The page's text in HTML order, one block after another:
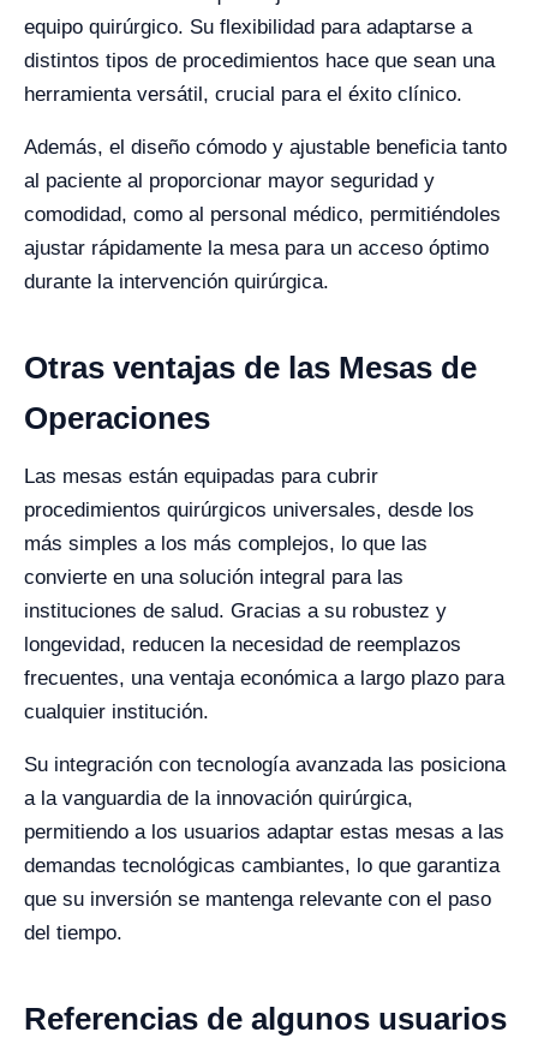
equipo quirúrgico. Su flexibilidad para adaptarse a
distintos tipos de procedimientos hace que sean una
herramienta versátil, crucial para el éxito clínico.
Además, el diseño cómodo y ajustable beneficia tanto
al paciente al proporcionar mayor seguridad y
comodidad, como al personal médico, permitiéndoles
ajustar rápidamente la mesa para un acceso óptimo
durante la intervención quirúrgica.
Otras ventajas de las Mesas de
Operaciones
Las mesas están equipadas para cubrir
procedimientos quirúrgicos universales, desde los
más simples a los más complejos, lo que las
convierte en una solución integral para las
instituciones de salud. Gracias a su robustez y
longevidad, reducen la necesidad de reemplazos
frecuentes, una ventaja económica a largo plazo para
cualquier institución.
Su integración con tecnología avanzada las posiciona
a la vanguardia de la innovación quirúrgica,
permitiendo a los usuarios adaptar estas mesas a las
demandas tecnológicas cambiantes, lo que garantiza
que su inversión se mantenga relevante con el paso
del tiempo.
Referencias de algunos usuarios